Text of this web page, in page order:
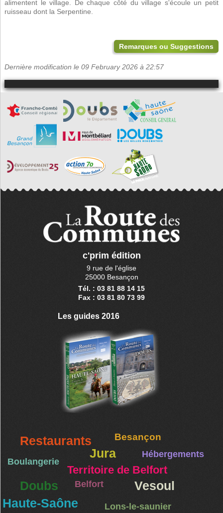
alimentent le village. De chaque côté du village s'écoule un petit
ruisseau dont la Serpentine.
Remarques ou Suggestions
Dernière modification le 09 February 2026 à 22:57
c'prim édition
9 rue de l'église
25000 Besançon
Tél. : 03 81 88 14 15
Fax : 03 81 80 73 99
Les guides 2016
Restaurants Besançon
Jura Hébergements
Boulangerie
Territoire de Belfort
Doubs Belfort
Vesoul
Haute-Saône
Lons-le-saunier